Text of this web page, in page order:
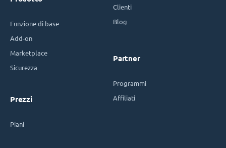
Funzione di base
Add-on
Marketplace
Sicurezza
Prezzi
Piani
Clienti
Blog
Partner
Programmi
Affiliati